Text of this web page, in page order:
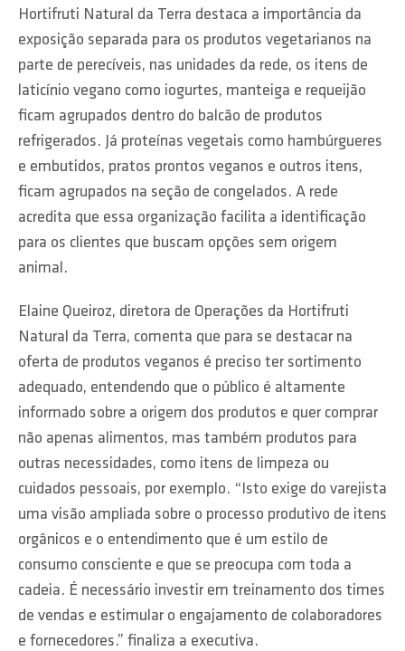
Hortifruti Natural da Terra destaca a importância da
exposição separada para os produtos vegetarianos na
parte de perecíveis, nas unidades da rede, os itens de
laticínio vegano como iogurtes, manteiga e requeijão
ficam agrupados dentro do balcão de produtos
refrigerados. Já proteínas vegetais como hambúrgueres
e embutidos, pratos prontos veganos e outros itens,
ficam agrupados na seção de congelados. A rede
acredita que essa organização facilita a identificação
para os clientes que buscam opções sem origem
animal.
Elaine Queiroz, diretora de Operações da Hortifruti
Natural da Terra, comenta que para se destacar na
oferta de produtos veganos é preciso ter sortimento
adequado, entendendo que o público é altamente
informado sobre a origem dos produtos e quer comprar
não apenas alimentos, mas também produtos para
outras necessidades, como itens de limpeza ou
cuidados pessoais, por exemplo. “Isto exige do varejista
uma visão ampliada sobre o processo produtivo de itens
orgânicos e o entendimento que é um estilo de
consumo consciente e que se preocupa com toda a
cadeia. É necessário investir em treinamento dos times
de vendas e estimular o engajamento de colaboradores
e fornecedores.” finaliza a executiva.